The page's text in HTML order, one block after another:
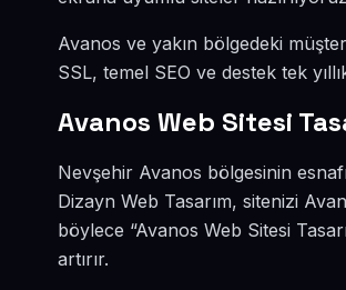
Avanos ve yakın bölgedeki
SSL, temel SEO ve destek tek
Avanos Web Sitesi
Nevşehir Avanos bölgesinin
Dizayn Web Tasarım, sitenizi
böylece “Avanos Web Sitesi
artırır.